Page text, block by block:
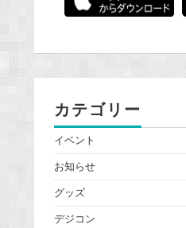
カテゴリー
イベント
お知らせ
グッズ
デジコン